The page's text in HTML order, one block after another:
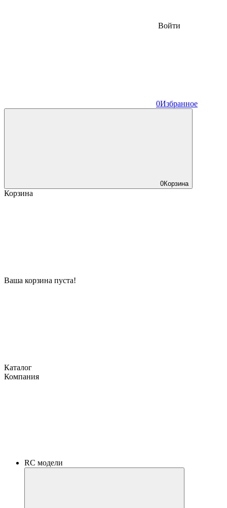
Войти
0Избранное
0Корзина
Корзина
Ваша корзина пуста!
Каталог
Компания
RC модели